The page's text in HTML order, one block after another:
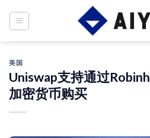
美国
Uniswap支持通过
加密货币购买